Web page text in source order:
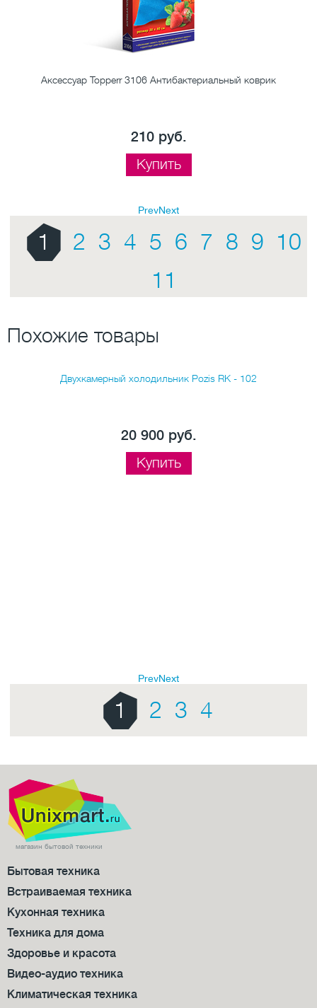
Аксессуар Topperr 3106 Антибактериальный коврик
210 руб.
Купить
PrevNext
1 2 3 4 5 6 7 8 9 10
11
Похожие товары
Двухкамерный холодильник Pozis RK - 102
20 900 руб.
Купить
PrevNext
1 2 3 4
магазин бытовой техники
Бытовая техника
Встраиваемая техника
Кухонная техника
Техника для дома
Здоровье и красота
Видео-аудио техника
Климатическая техника